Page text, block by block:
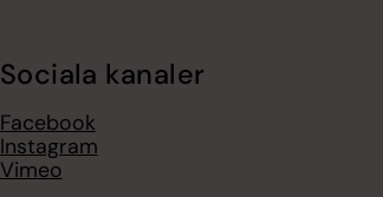
Sociala kanaler
Facebook
Instagram
Vimeo